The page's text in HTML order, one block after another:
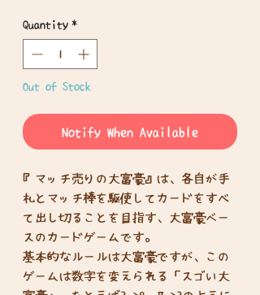
Quantity *
Out of Stock
Notify When Available
『マッチ売りの大富豪』は、各自が手
札とマッチ棒を駆使してカードをすべ
て出し切ることを目指す、大富豪ベー
スのカードゲームです。
基本的なルールは大富豪ですが、この
ゲームは数字を変えられる「スゴい大